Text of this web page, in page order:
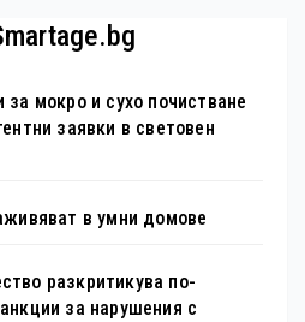
за мокро и сухо почистване
заявки в световен
в умни домове
разкритикува по-
за нарушения с